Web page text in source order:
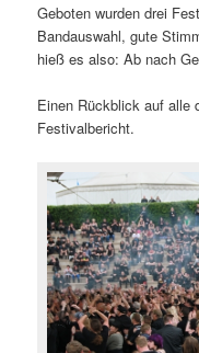
Geboten wurden drei
Bandauswahl, gute
hieß es also: Ab nach
Einen Rückblick auf alle
Festivalbericht.